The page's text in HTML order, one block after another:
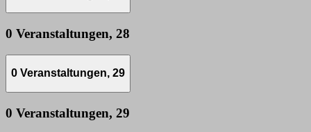
0 Veranstaltungen, 28
0 Veranstaltungen, 29
0 Veranstaltungen, 29